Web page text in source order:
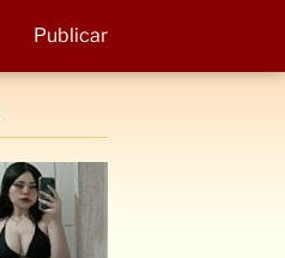
Publicar